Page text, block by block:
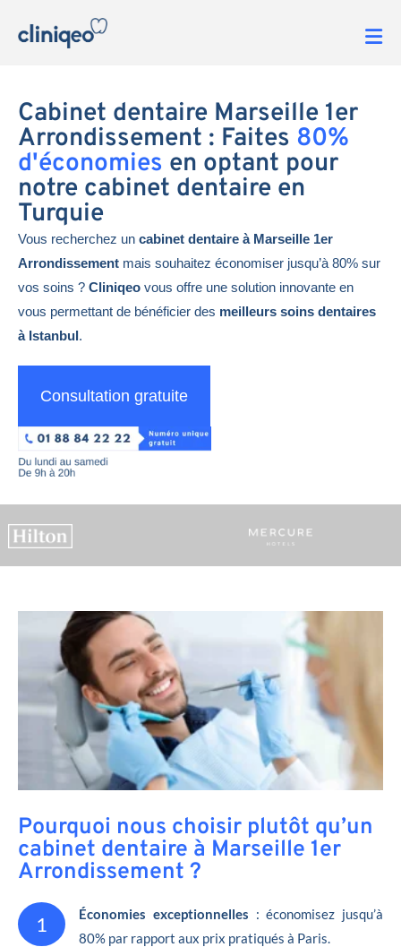
Cabinet dentaire Marseille 1er
Arrondissement : Faites 80%
d'économies en optant pour
notre cabinet dentaire en
Turquie
Vous recherchez un cabinet dentaire à Marseille 1er
Arrondissement mais souhaitez économiser jusqu’à 80% sur
vos soins ? Cliniqeo vous offre une solution innovante en
vous permettant de bénéficier des meilleurs soins dentaires
à Istanbul.
Consultation gratuite
Pourquoi nous choisir plutôt qu’un
cabinet dentaire à Marseille 1er
Arrondissement ?
1 Économies exceptionnelles : économisez jusqu’à
80% par rapport aux prix pratiqués à Paris.